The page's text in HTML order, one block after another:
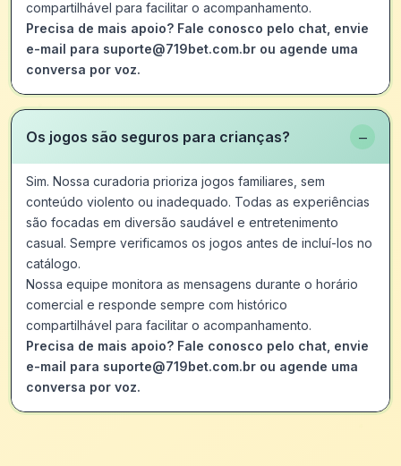
compartilhável para facilitar o acompanhamento.
Precisa de mais apoio? Fale conosco pelo chat, envie
e-mail para suporte@719bet.com.br ou agende uma
conversa por voz.
Os jogos são seguros para crianças? −
Sim. Nossa curadoria prioriza jogos familiares, sem
conteúdo violento ou inadequado. Todas as experiências
são focadas em diversão saudável e entretenimento
casual. Sempre verificamos os jogos antes de incluí-los no
catálogo.
Nossa equipe monitora as mensagens durante o horário
comercial e responde sempre com histórico
compartilhável para facilitar o acompanhamento.
Precisa de mais apoio? Fale conosco pelo chat, envie
e-mail para suporte@719bet.com.br ou agende uma
conversa por voz.